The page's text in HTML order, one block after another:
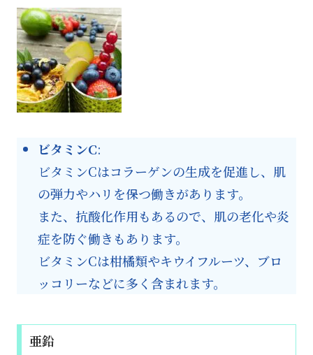
ビタミンC:
ビタミンCはコラーゲンの生成を促進し、肌
の弾力やハリを保つ働きがあります。
また、抗酸化作用もあるので、肌の老化や炎
症を防ぐ働きもあります。
ビタミンCは柑橘類やキウイフルーツ、ブロ
ッコリーなどに多く含まれます。
亜鉛